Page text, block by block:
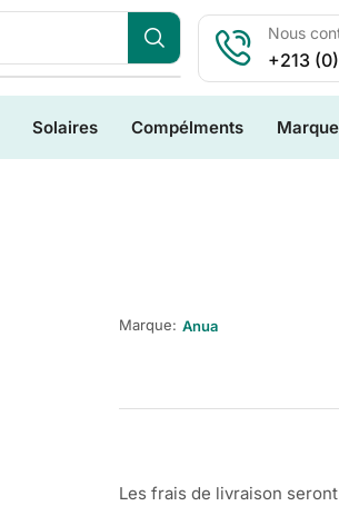
Nous
+213
Solaires Compélments
Marque: Anua
Les frais de livraison